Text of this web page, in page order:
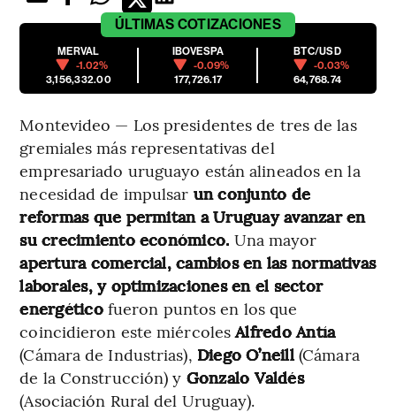
ÚLTIMAS COTIZACIONES
MERVAL
-1.02%
3,156,332.00
IBOVESPA
-0.09%
177,726.17
BTC/USD
-0.03%
64,768.74
Montevideo — Los presidentes de tres de las
gremiales más representativas del
empresariado uruguayo están alineados en la
necesidad de impulsar un conjunto de
reformas que permitan a Uruguay avanzar en
su crecimiento económico. Una mayor
apertura comercial, cambios en las normativas
laborales, y optimizaciones en el sector
energéticofueron puntos en los que
coincidieron este miércolesAlfredo Antía
(Cámara de Industrias), Diego O’neill(Cámara
de la Construcción) y Gonzalo Valdés
(Asociación Rural del Uruguay).